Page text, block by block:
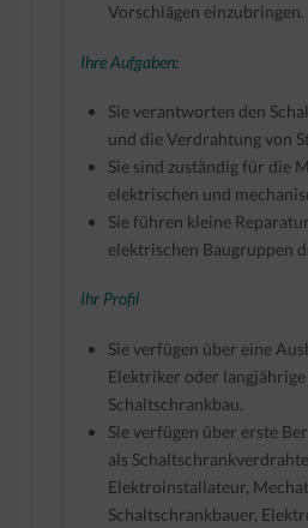
Vorschlägen einzubringen.
Ihre Aufgaben:
Sie verantworten den
und die Verdrahtung von
Sie sind zuständig für die
elektrischen und
Sie führen kleine
elektrischen Baugruppen
Ihr Profil
Sie verfügen über eine
Elektriker oder
Schaltschrankbau.
Sie verfügen über erste
als
Elektroinstallateur,
Schaltschrankbauer,